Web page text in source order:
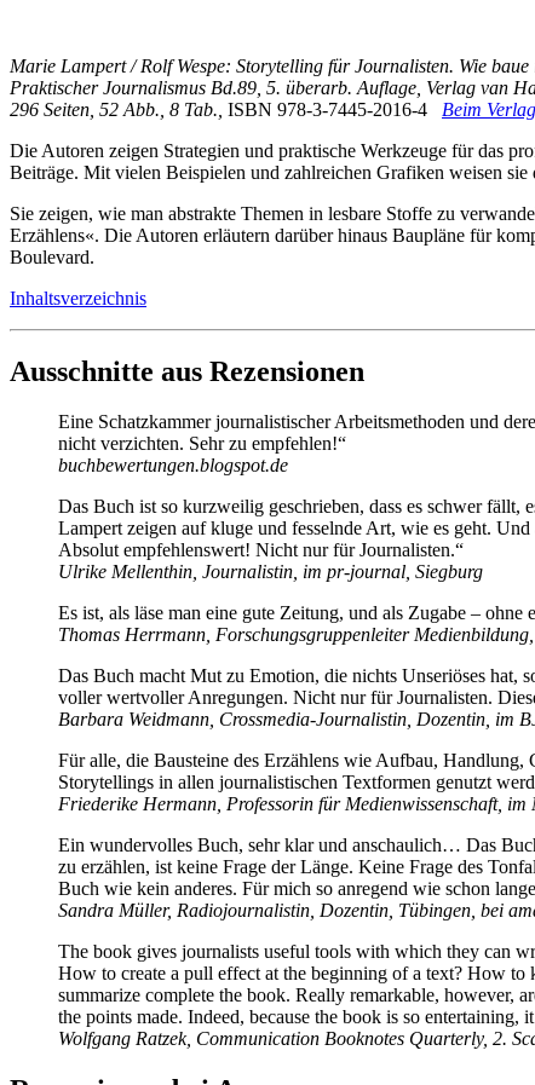
Marie Lampert / Rolf Wespe: Storytelling für Journalisten. Wie baue
Praktischer Journalismus Bd.89, 5. überarb. Auflage, Verlag van
296 Seiten, 52 Abb., 8 Tab., ISBN 978-3-7445-2016-4
Beim
Die Autoren zeigen Strategien und praktische Werkzeuge für das
Beiträge. Mit vielen Beispielen und zahlreichen Grafiken weisen
Sie zeigen, wie man abstrakte Themen in lesbare Stoffe zu
Erzählens«. Die Autoren erläutern darüber hinaus Baupläne für
Boulevard.
Inhaltsverzeichnis
Ausschnitte aus Rezensionen
Eine Schatzkammer journalistischer Arbeitsmethoden und
nicht verzichten. Sehr zu empfehlen!“
buchbewertungen.blogspot.de
Das Buch ist so kurzweilig geschrieben, dass es schwer fällt,
Lampert zeigen auf kluge und fesselnde Art, wie es geht.
Absolut empfehlenswert! Nicht nur für Journalisten.“
Ulrike Mellenthin, Journalistin, im pr-journal, Siegburg
Es ist, als läse man eine gute Zeitung, und als Zugabe – ohne
Thomas Herrmann, Forschungsgruppenleiter
Das Buch macht Mut zu Emotion, die nichts Unseriöses
voller wertvoller Anregungen. Nicht nur für Journalisten.
Barbara Weidmann, Crossmedia-Journalistin, Dozentin, im
Für alle, die Bausteine des Erzählens wie Aufbau,
Storytellings in allen journalistischen Textformen genutzt
Friederike Hermann, Professorin für Medienwissenschaft, im
Ein wundervolles Buch, sehr klar und anschaulich… Das
zu erzählen, ist keine Frage der Länge. Keine Frage des
Buch wie kein anderes. Für mich so anregend wie schon
Sandra Müller, Radiojournalistin, Dozentin, Tübingen, bei
The book gives journalists useful tools with which they can
How to create a pull effect at the beginning of a text? How to
summarize complete the book. Really remarkable, however,
the points made. Indeed, because the book is so
Wolfgang Ratzek, Communication Booknotes Quarterly, 2.